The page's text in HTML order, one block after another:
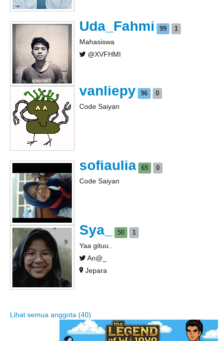
Uda_Fahmi 99 1
Mahasiswa
@XVFHMI
vanliepy 96 0
Code Saiyan
sofiaulia 65 0
Code Saiyan
Sya_ 50 1
Yaa gituu..
An@_
Jepara
Lihat semua anggota (40)